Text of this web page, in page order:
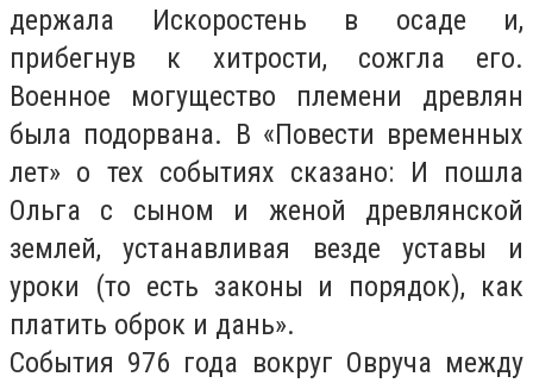
держала Искоростень в осаде и,
прибегнув к хитрости, сожгла его.
Военное могущество племени древлян
была подорвана. В «Повести временных
лет» о тех событиях сказано: И пошла
Ольга с сыном и женой древлянской
землей, устанавливая везде уставы и
уроки (то есть законы и порядок), как
платить оброк и дань».
События 976 года вокруг Овруча между